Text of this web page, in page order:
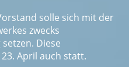
solle sich mit der
zwecks
Diese
April auch statt.